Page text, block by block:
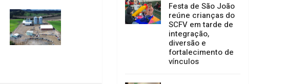
Festa de São João
reúne crianças do
SCFV em tarde de
integração,
diversão e
fortalecimento de
vínculos